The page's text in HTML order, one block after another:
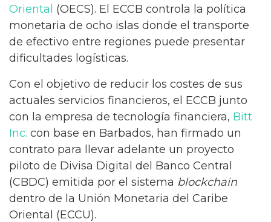
Oriental (OECS). El ECCB controla la política
monetaria de ocho islas donde el transporte
de efectivo entre regiones puede presentar
dificultades logísticas.
Con el objetivo de reducir los costes de sus
actuales servicios financieros, el ECCB junto
con la empresa de tecnología financiera, Bitt
Inc. con base en Barbados, han firmado un
contrato para llevar adelante un proyecto
piloto de Divisa Digital del Banco Central
(CBDC) emitida por el sistema blockchain
dentro de la Unión Monetaria del Caribe
Oriental (ECCU).